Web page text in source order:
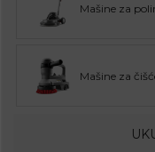
Mašine za
Mašine za